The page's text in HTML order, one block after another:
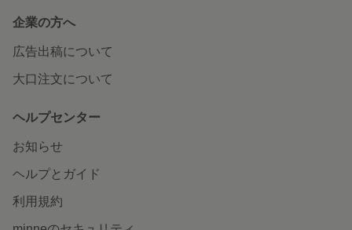
企業の方へ
広告出稿について
大口注文について
ヘルプセンター
お知らせ
ヘルプとガイド
利用規約